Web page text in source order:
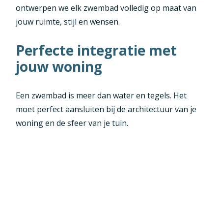
ontwerpen we elk zwembad volledig op maat van
jouw ruimte, stijl en wensen.
Perfecte integratie met
jouw woning
Een zwembad is meer dan water en tegels. Het
moet perfect aansluiten bij de architectuur van je
woning en de sfeer van je tuin.